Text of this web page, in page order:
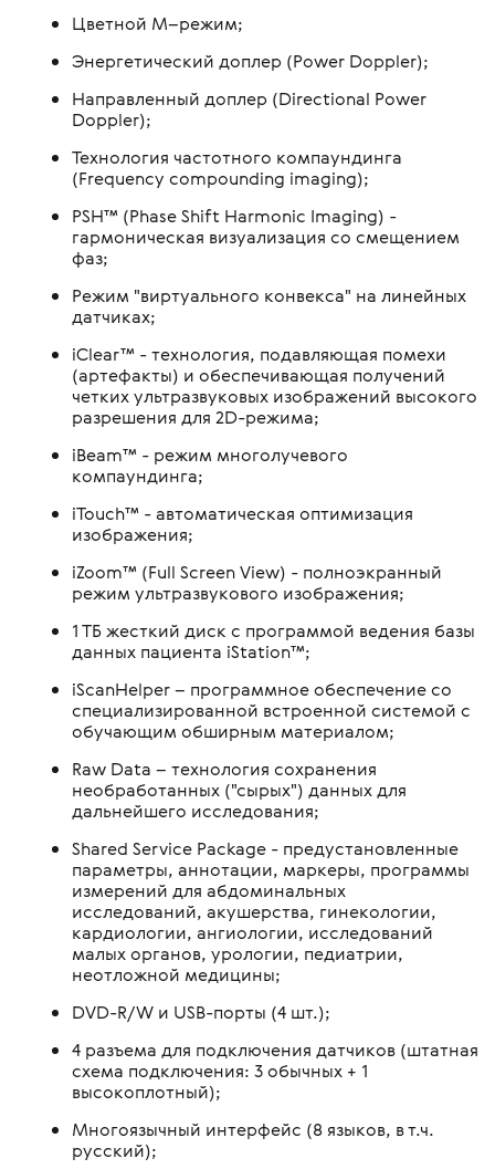
Цветной М–режим;
Энергетический доплер (Power Doppler);
Направленный доплер (Directional Power
Doppler);
Технология частотного компаундинга
(Frequency compounding imaging);
PSH™ (Phase Shift Harmonic Imaging) -
гармоническая визуализация со смещением
фаз;
Режим "виртуального конвекса" на линейных
датчиках;
iClear™ - технология, подавляющая помехи
(артефакты) и обеспечивающая получений
четких ультразвуковых изображений высокого
разрешения для 2D-режима;
iBeam™ - режим многолучевого
компаундинга;
iTouch™ - автоматическая оптимизация
изображения;
iZoom™ (Full Screen View) - полноэкранный
режим ультразвукового изображения;
1 ТБ жесткий диск с программой ведения базы
данных пациента iStation™;
iScanHelper – программное обеспечение со
специализированной встроенной системой с
обучающим обширным материалом;
Raw Data – технология сохранения
необработанных ("сырых") данных для
дальнейшего исследования;
Shared Service Package - предустановленные
параметры, аннотации, маркеры, программы
измерений для абдоминальных
исследований, акушерства, гинекологии,
кардиологии, ангиологии, исследований
малых органов, урологии, педиатрии,
неотложной медицины;
DVD-R/W и USB-порты (4 шт.);
4 разъема для подключения датчиков (штатная
схема подключения: 3 обычных + 1
высокоплотный);
Многоязычный интерфейс (8 языков, в т.ч.
русский);